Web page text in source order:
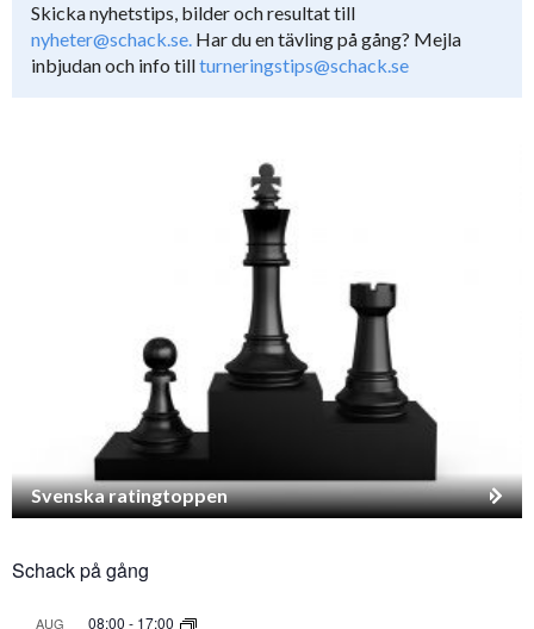
Skicka nyhetstips, bilder och resultat till
nyheter@schack.se. Har du en tävling på gång? Mejla
inbjudan och info tillturneringstips@schack.se
Svenska ratingtoppen
Schack på gång
AUG 08:00 - 17:00